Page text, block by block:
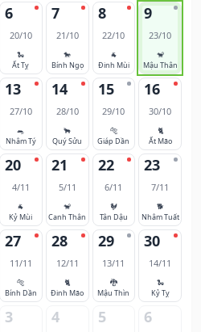
6
20/10
🐍
Ất Tỵ
7
21/10
🐎
Bính Ngọ
8
22/10
🐐
Đinh Mùi
9
23/10
🐒
Mậu Thân
13
27/10
🐀
Nhâm Tý
14
28/10
🐂
Quý Sửu
15
29/10
🐅
Giáp Dần
16
30/10
🐈
Ất Mão
20
4/11
🐐
Kỷ Mùi
21
5/11
🐒
Canh Thân
22
6/11
🐓
Tân Dậu
23
7/11
🐕
Nhâm Tuất
27
11/11
🐅
Bính Dần
28
12/11
🐈
Đinh Mão
29
13/11
🐉
Mậu Thìn
30
14/11
🐍
Kỷ Tỵ
3 4 5 6